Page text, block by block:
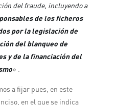
del fraude, incluyendo a
de los ficheros
por la legislación de
del blanqueo de
y de la financiación del
» .
a fijar pues, en este
en el que se indica